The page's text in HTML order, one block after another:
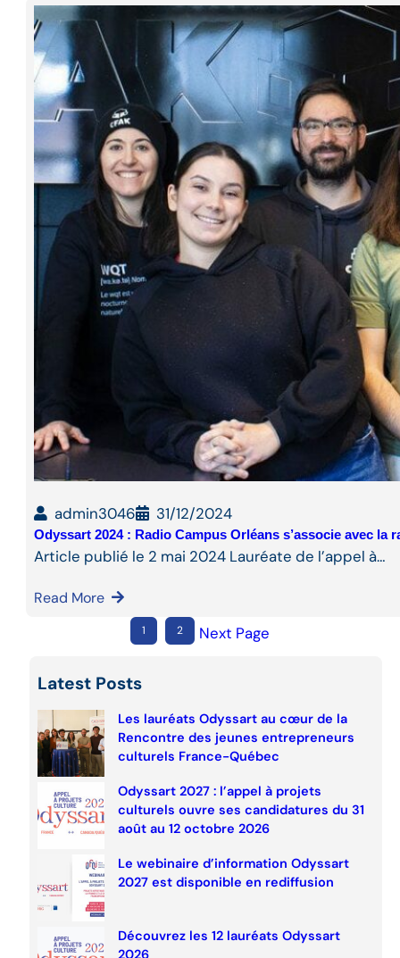
admin3046 31/12/2024
Odyssart 2024 : Radio Campus Orléans s’associe avec la
Article publié le 2 mai 2024 Lauréate de l’appel à…
Read More
1 2 Next Page
Latest Posts
Les lauréats Odyssart au cœur de la
Rencontre des jeunes entrepreneurs
culturels France-Québec
Odyssart 2027 : l’appel à projets
culturels ouvre ses candidatures du 31
août au 12 octobre 2026
Le webinaire d’information Odyssart
2027 est disponible en rediffusion
Découvrez les 12 lauréats Odyssart